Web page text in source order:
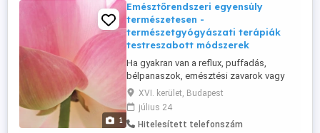
1
Emésztőrendszeri egyensúly
természetesen -
természetgyógyászati terápiák
testreszabott módszerek
Ha gyakran van a reflux, puffadás,
bélpanaszok, emésztési zavarok vagy
irritábilis bél szindróma (IBS), akkor ideje,
hogy a test újra harmóniába kerüljön.
Természetes módszereim: Reflexológia
Kínai akupresszúra Bach-virágterápia
XVI. kerület, Budapest
július 24
Hitelesített telefonszám